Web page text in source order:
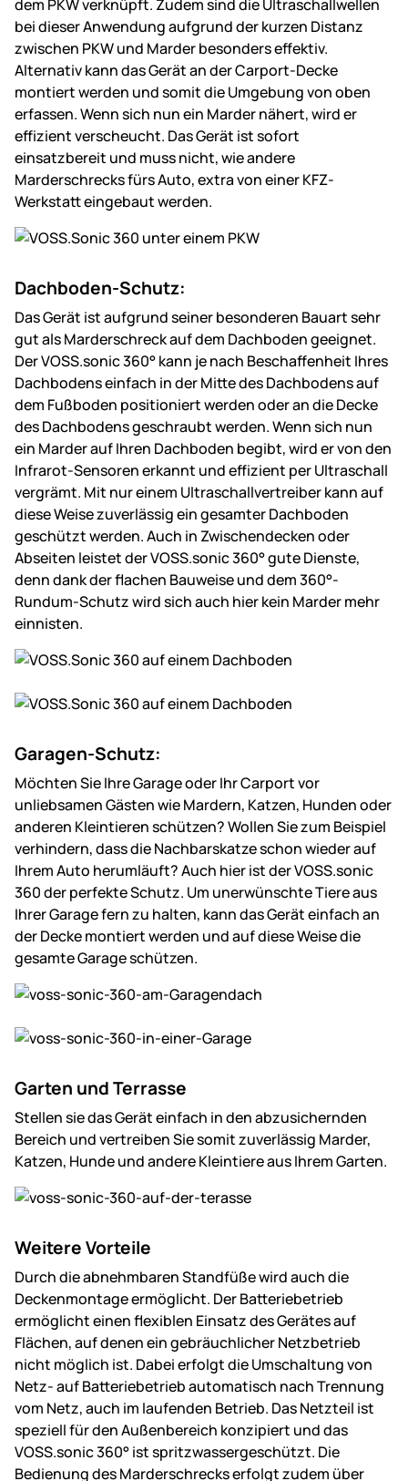
dem PKW verknüpft. Zudem sind die Ultraschallwellen
bei dieser Anwendung aufgrund der kurzen Distanz
zwischen PKW und Marder besonders effektiv.
Alternativ kann das Gerät an der Carport-Decke
montiert werden und somit die Umgebung von oben
erfassen. Wenn sich nun ein Marder nähert, wird er
effizient verscheucht. Das Gerät ist sofort
einsatzbereit und muss nicht, wie andere
Marderschrecks fürs Auto, extra von einer KFZ-
Werkstatt eingebaut werden.
Dachboden-Schutz:
Das Gerät ist aufgrund seiner besonderen Bauart sehr
gut als Marderschreck auf dem Dachboden geeignet.
Der VOSS.sonic 360° kann je nach Beschaffenheit Ihres
Dachbodens einfach in der Mitte des Dachbodens auf
dem Fußboden positioniert werden oder an die Decke
des Dachbodens geschraubt werden. Wenn sich nun
ein Marder auf Ihren Dachboden begibt, wird er von den
Infrarot-Sensoren erkannt und effizient per Ultraschall
vergrämt. Mit nur einem Ultraschallvertreiber kann auf
diese Weise zuverlässig ein gesamter Dachboden
geschützt werden. Auch in Zwischendecken oder
Abseiten leistet der VOSS.sonic 360° gute Dienste,
denn dank der flachen Bauweise und dem 360°-
Rundum-Schutz wird sich auch hier kein Marder mehr
einnisten.
Garagen-Schutz:
Möchten Sie Ihre Garage oder Ihr Carport vor
unliebsamen Gästen wie Mardern, Katzen, Hunden oder
anderen Kleintieren schützen? Wollen Sie zum Beispiel
verhindern, dass die Nachbarskatze schon wieder auf
Ihrem Auto herumläuft? Auch hier ist der VOSS.sonic
360 der perfekte Schutz. Um unerwünschte Tiere aus
Ihrer Garage fern zu halten, kann das Gerät einfach an
der Decke montiert werden und auf diese Weise die
gesamte Garage schützen.
Garten und Terrasse
Stellen sie das Gerät einfach in den abzusichernden
Bereich und vertreiben Sie somit zuverlässig Marder,
Katzen, Hunde und andere Kleintiere aus Ihrem Garten.
Weitere Vorteile
Durch die abnehmbaren Standfüße wird auch die
Deckenmontage ermöglicht. Der Batteriebetrieb
ermöglicht einen flexiblen Einsatz des Gerätes auf
Flächen, auf denen ein gebräuchlicher Netzbetrieb
nicht möglich ist. Dabei erfolgt die Umschaltung von
Netz- auf Batteriebetrieb automatisch nach Trennung
vom Netz, auch im laufenden Betrieb. Das Netzteil ist
speziell für den Außenbereich konzipiert und das
VOSS.sonic 360° ist spritzwassergeschützt. Die
Bedienung des Marderschrecks erfolgt zudem über